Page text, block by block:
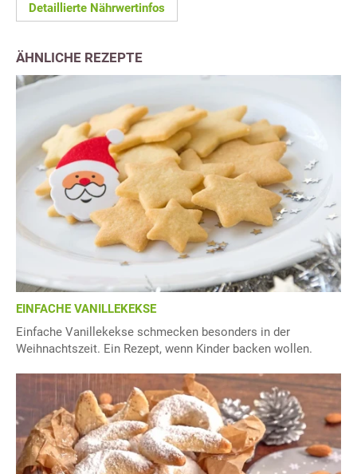
Detaillierte Nährwertinfos
ÄHNLICHE REZEPTE
EINFACHE VANILLEKEKSE
Einfache Vanillekekse schmecken besonders in der
Weihnachtszeit. Ein Rezept, wenn Kinder backen wollen.